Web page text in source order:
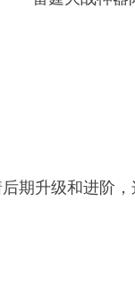
期升级和进阶